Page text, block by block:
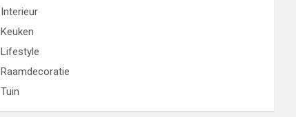
Interieur
Keuken
Lifestyle
Raamdecoratie
Tuin